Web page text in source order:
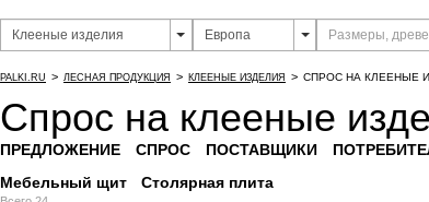
PALKI.RU > ЛЕСНАЯ ПРОДУКЦИЯ > КЛЕЕНЫЕ ИЗДЕЛИЯ > СПРОС НА КЛЕЕНЫЕ
Спрос на клееные
ПРЕДЛОЖЕНИЕ СПРОС ПОСТАВЩИКИ
Мебельный щит
Столярная плита